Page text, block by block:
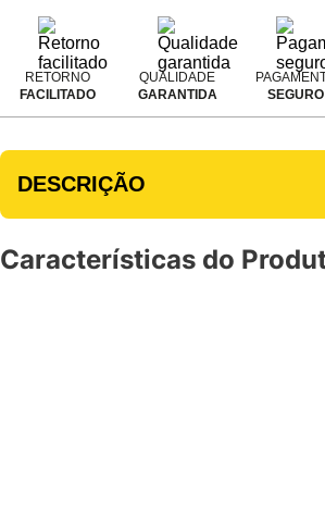
RETORNO
FACILITADO
QUALIDADE
GARANTIDA
SEGURO
DESCRIÇÃO
Características do